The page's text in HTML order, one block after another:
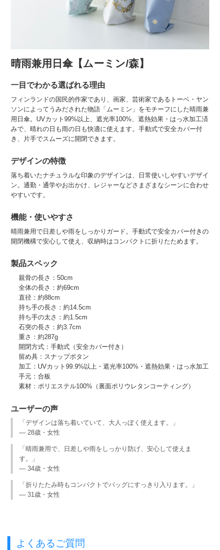
晴雨兼用日傘【ムーミン/森】
一目でわかる選ばれる理由
フィンランドの国民的作家であり、画家、芸術家であるトーベ・ヤン
ソンによってうみだされた物語「ムーミン」をモチーフにした晴雨兼
用日傘。UVカット99%以上、遮光率100%、遮熱効果・はっ水加工済
みで、晴れの日も雨の日も快適に使えます。手動式で安全カバー付
き、片手でスムーズに開閉できます。
デザインの特徴
落ち着いたナチュラルな印象のデザインは、日常使いしやすいデザイ
ン。通勤・通学やお出かけ、レジャーなどさまざまなシーンに合わせ
やすいです。
機能・使いやすさ
晴雨兼用で日差しや雨をしっかりガード。手動式で安全カバー付きの
開閉機構で安心して使え、収納時はコンパクトに折りたためます。
製品スペック
親骨の長さ：50cm
全体の長さ：約69cm
直径：約88cm
持ち手の長さ：約14.5cm
持ち手の太さ：約1.5cm
石突の長さ：約3.7cm
重さ：約287g
開閉方式：手動式（安全カバー付き）
留め具：スナップボタン
加工：UVカット99.9%以上・遮光率100%・遮熱効果・はっ水加工
手元：合板
素材：ポリエステル100%（裏面ポリウレタンコーティング）
ユーザーの声
「デザインは落ち着いていて、大人っぽく使えます。」
— 28歳・女性
「晴雨兼用で、日差しや雨をしっかり防げ、安心して使えま
す。」
— 34歳・女性
「折りたたみ時もコンパクトでバッグにすっきり入ります。」
— 31歳・女性
よくあるご質問